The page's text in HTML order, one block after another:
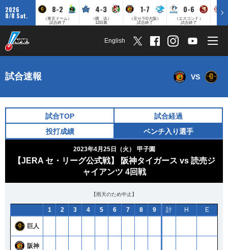
2026
8/8 Sat.
8-2
（東京ドーム）
試合終了
4-3
（横 浜）
12回裏
1-7
（京セラD大阪）
試合終了
0-6
（エスコンＦ）
試合終了
English
試合速報 VS
試合TOP
試合経過
投打成績
ベンチ入り選手
2023年4月25日（火） 甲子園
【JERA セ・リーグ公式戦】 阪神タイガース vs 読売ジ
ャイアンツ 4回戦
【雨天のため中止】
1 2 3 4 5 6 7 8 9 計 H E
巨人
阪神